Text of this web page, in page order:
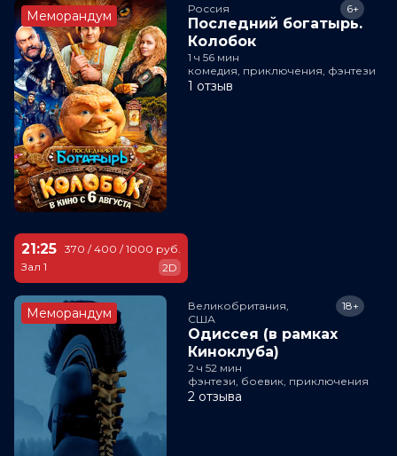
Меморандум Россия
Последний богатырь.
Колобок
6+
1 ч 56 мин
комедия, приключения, фэнтези
1 отзыв
21:25
Зал 1
370 / 400 / 1000 руб.
2D
Меморандум
Великобритания,
США
Одиссея (в рамках
Киноклуба)
18+
2 ч 52 мин
фэнтези, боевик, приключения
2 отзыва